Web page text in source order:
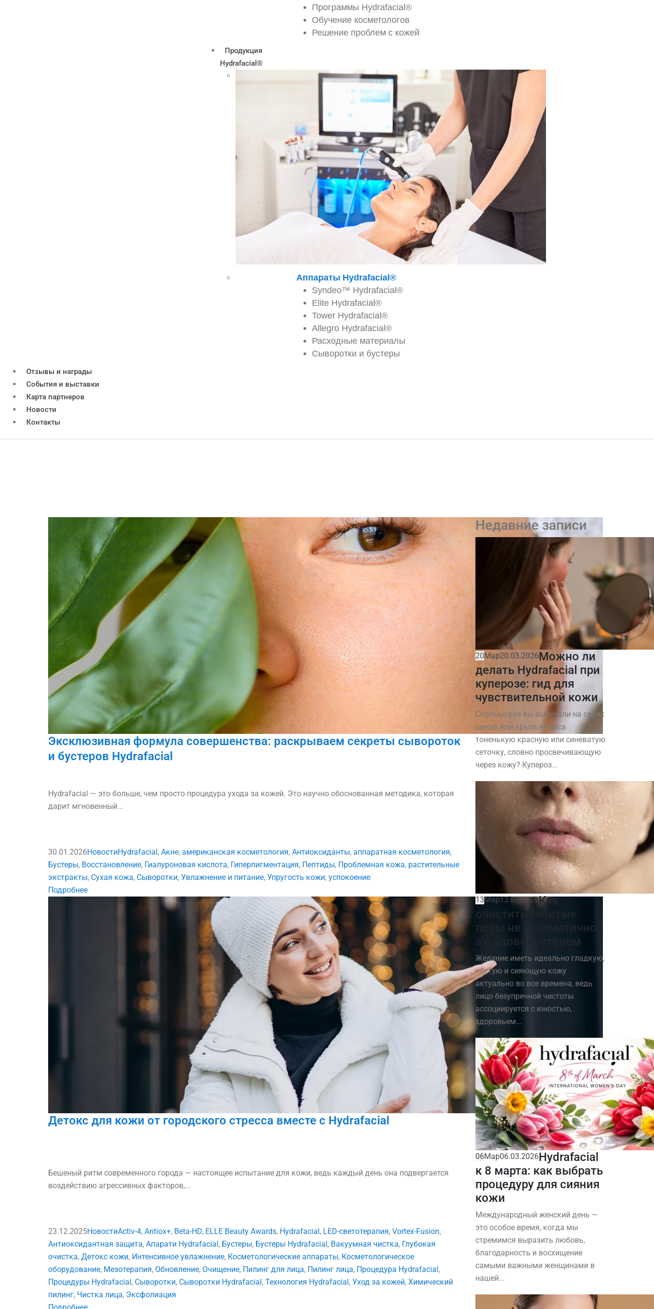
Программы Hydrafacial®
Обучение косметологов
Решение проблем с кожей
Продукция
Hydrafacial®
Аппараты Hydrafacial®
Syndeo™ Hydrafacial®
Elite Hydrafacial®
Tower Hydrafacial®
Allegro Hydrafacial®
Расходные материалы
Сыворотки и бустеры
Отзывы и награды
События и выставки
Карта партнеров
Новости
Контакты
Эксклюзивная формула совершенства: раскрываем секреты сывороток
и бустеров Hydrafacial
Hydrafacial — это больше, чем просто процедура ухода за кожей. Это научно обоснованная методика, которая
дарит мгновенный...
30.01.2026НовостиHydrafacial, Акне, американская косметология, Антиоксиданты, аппаратная косметология,
Бустеры, Восстановление, Гиалуроновая кислота, Гиперпигментация, Пептиды, Проблемная кожа, растительные
экстракты, Сухая кожа, Сыворотки, Увлажнение и питание, Упругость кожи, успокоение
Подробнее
Детокс для кожи от городского стресса вместе с Hydrafacial
Бешеный ритм современного города — настоящее испытание для кожи, ведь каждый день она подвергается
воздействию агрессивных факторов,...
23.12.2025НовостиActiv-4, Antiox+, Beta-HD, ELLE Beauty Awards, Hydrafacial, LED-светотерапия, Vortex-Fusion,
Антиоксидантная защита, Апарати Hydrafacial, Бустеры, Бустеры Hydrafacial, Вакуумная чистка, Глубокая
очистка, Детокс кожи, Интенсивное увлажнение, Косметологические аппараты, Косметологическое
оборудование, Мезотерапия, Обновление, Очищение, Пилинг для лица, Пилинг лица, Процедура Hydrafacial,
Процедуры Hydrafacial, Сыворотки, Сыворотки Hydrafacial, Технология Hydrafacial, Уход за кожей, Химический
пилинг, Чистка лица, Эксфолиация
Недавние записи
20Мар20.03.2026Можно ли
делать Hydrafacial при
куперозе: гид для
чувствительной кожи
Сколько раз вы замечали на своих
щеках или крыльях носа
тоненькую красную или синеватую
сеточку, словно просвечивающую
через кожу? Купероз...
13Мар13.03.2026Как
очистить забитые
поры не травматично,
а с удовольствием
Желание иметь идеально гладкую,
чистую и сияющую кожу
актуально во все времена, ведь
лицо безупречной чистоты
ассоциируется с юностью,
здоровьем...
06Мар06.03.2026Hydrafacial
к 8 марта: как выбрать
процедуру для сияния
кожи
Международный женский день —
это особое время, когда мы
стремимся выразить любовь,
благодарность и восхищение
самыми важными женщинами в
нашей...